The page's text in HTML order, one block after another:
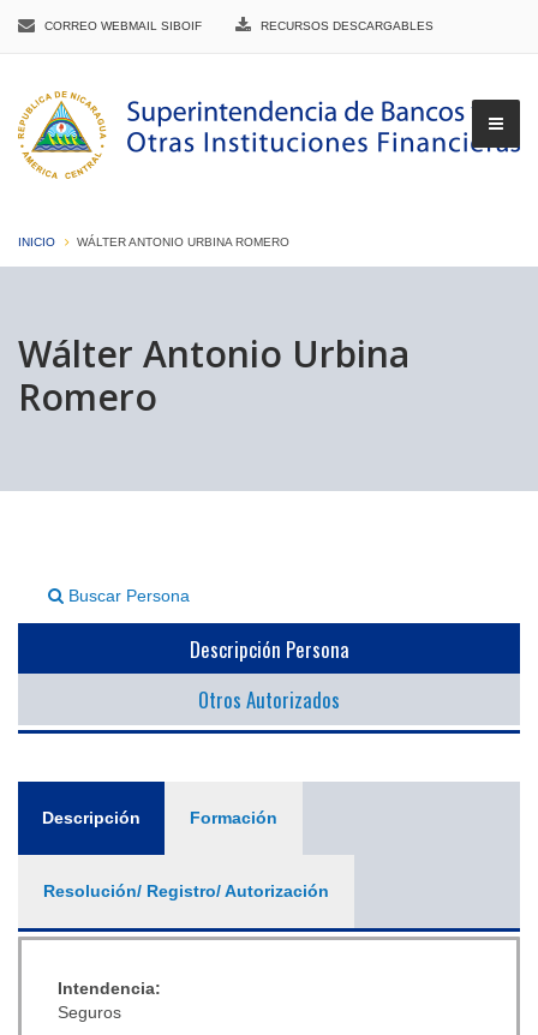
CORREO WEBMAIL SIBOIF RECURSOS DESCARGABLES
INICIO WÁLTER ANTONIO URBINA ROMERO
Wálter Antonio Urbina
Romero
Buscar Persona
Descripción Persona
Otros Autorizados
Descripción (solapaFormación
Resolución/ Registro/ Autorización
Intendencia:
Seguros